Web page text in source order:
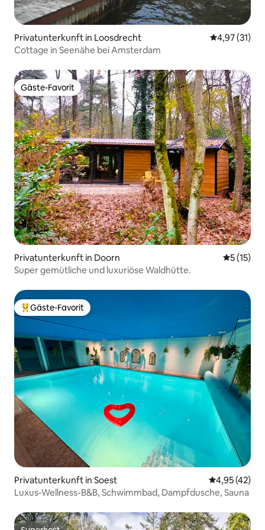
Privatunterkunft in Loosdrecht
4,97 (31)
Cottage in Seenähe bei Amsterdam
Gäste-Favorit
Gäste-Favorit
Privatunterkunft in Doorn
5 (15)
Super gemütliche und luxuriöse Waldhütte.
Beliebter Gäste-Favorit.
Gäste-Favorit
Privatunterkunft in Soest
4,95 (42)
Luxus-Wellness-B&B, Schwimmbad, Dampfdusche, Sauna